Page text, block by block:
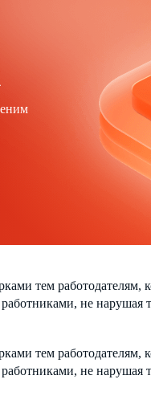
тем работодателям,
не нарушая
тем работодателям,
не нарушая